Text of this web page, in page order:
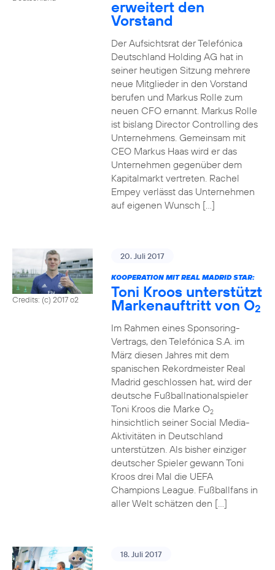
erweitert den
Vorstand
Der Aufsichtsrat der Telefónica
Deutschland Holding AG hat in
seiner heutigen Sitzung mehrere
neue Mitglieder in den Vorstand
berufen und Markus Rolle zum
neuen CFO ernannt. Markus Rolle
ist bislang Director Controlling des
Unternehmens. Gemeinsam mit
CEO Markus Haas wird er das
Unternehmen gegenüber dem
Kapitalmarkt vertreten. Rachel
Empey verlässt das Unternehmen
auf eigenen Wunsch […]
Credits: (c) 2017 o2
20. Juli 2017
KOOPERATION MIT REAL MADRID STAR:
Toni Kroos unterstützt
Markenauftritt von O2
Im Rahmen eines Sponsoring-
Vertrags, den Telefónica S.A. im
März diesen Jahres mit dem
spanischen Rekordmeister Real
Madrid geschlossen hat, wird der
deutsche Fußballnationalspieler
Toni Kroos die Marke O2
hinsichtlich seiner Social Media-
Aktivitäten in Deutschland
unterstützen. Als bisher einziger
deutscher Spieler gewann Toni
Kroos drei Mal die UEFA
Champions League. Fußballfans in
aller Welt schätzen den […]
18. Juli 2017